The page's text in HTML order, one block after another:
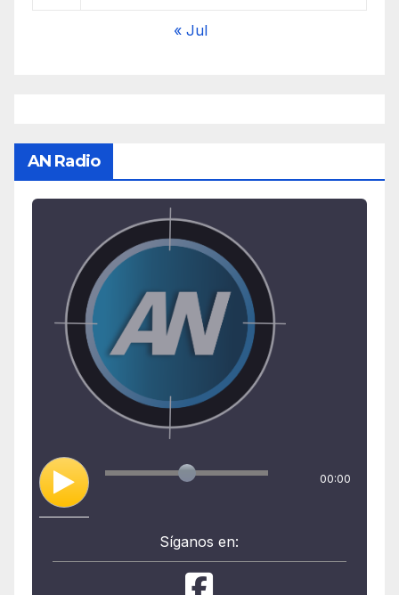
« Jul
AN Radio
00:00
Síganos en: